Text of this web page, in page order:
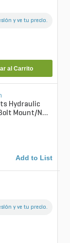
y ve tu precio.
al Carrito
Hydraulic
Mount/NPT
Add to List
y ve tu precio.